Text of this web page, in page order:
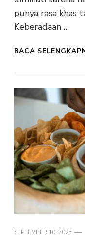
punya rasa khas
Keberadaan …
BACA
SEPTEMBER 10, 2025